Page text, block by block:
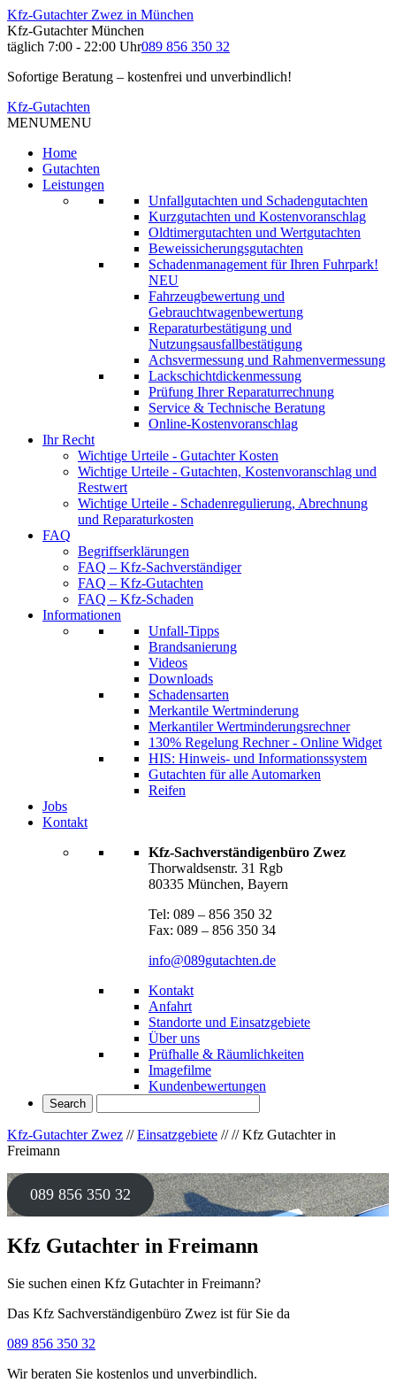
Kfz-Gutachter Zwez in München
Kfz-Gutachter München
täglich 7:00 - 22:00 Uhr089 856 350 32
Sofortige Beratung – kostenfrei und unverbindlich!
Kfz-Gutachten
MENUMENU
Home
Gutachten
Leistungen
Unfallgutachten und Schadengutachten
Kurzgutachten und Kostenvoranschlag
Oldtimergutachten und Wertgutachten
Beweissicherungsgutachten
Schadenmanagement für Ihren Fuhrpark!
NEU
Fahrzeugbewertung und
Gebrauchtwagenbewertung
Reparaturbestätigung und
Nutzungsausfallbestätigung
Achsvermessung und Rahmenvermessung
Lackschichtdickenmessung
Prüfung Ihrer Reparaturrechnung
Service & Technische Beratung
Online-Kostenvoranschlag
Ihr Recht
Wichtige Urteile - Gutachter Kosten
Wichtige Urteile - Gutachten, Kostenvoranschlag und
Restwert
Wichtige Urteile - Schadenregulierung, Abrechnung
und Reparaturkosten
FAQ
Begriffserklärungen
FAQ – Kfz-Sachverständiger
FAQ – Kfz-Gutachten
FAQ – Kfz-Schaden
Informationen
Unfall-Tipps
Brandsanierung
Videos
Downloads
Schadensarten
Merkantile Wertminderung
Merkantiler Wertminderungsrechner
130% Regelung Rechner - Online Widget
HIS: Hinweis- und Informationssystem
Gutachten für alle Automarken
Reifen
Jobs
Kontakt
Kfz-Sachverständigenbüro Zwez
Thorwaldsenstr. 31 Rgb
80335 München, Bayern
Tel: 089 – 856 350 32
Fax: 089 – 856 350 34
info@089gutachten.de
Kontakt
Anfahrt
Standorte und Einsatzgebiete
Über uns
Prüfhalle & Räumlichkeiten
Imagefilme
Kundenbewertungen
Kfz-Gutachter Zwez //Einsatzgebiete ////Kfz Gutachter in
Freimann
089 856 350 32
Kfz Gutachter in Freimann
Sie suchen einen Kfz Gutachter in Freimann?
Das Kfz Sachverständigenbüro Zwez ist für Sie da
089 856 350 32
Wir beraten Sie kostenlos und unverbindlich.